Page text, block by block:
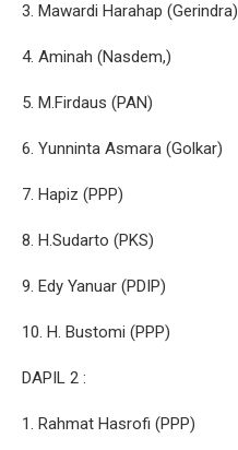
3. Mawardi Harahap (Gerindra)
4. Aminah (Nasdem,)
5. M.Firdaus (PAN)
6. Yunninta Asmara (Golkar)
7. Hapiz (PPP)
8. H.Sudarto (PKS)
9. Edy Yanuar (PDIP)
10. H. Bustomi (PPP)
DAPIL 2 :
1. Rahmat Hasrofi (PPP)